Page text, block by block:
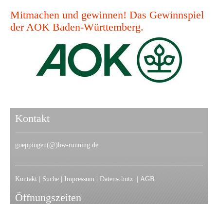
Mitmachen und gewinnen! Das Gewinnspiel
der AOK Baden-Württemberg.
Kontakt
goeppingen(@)bw-running.de
Kontakt | Suche | Impressum | Datenschutz | AGB
Öffnungszeiten